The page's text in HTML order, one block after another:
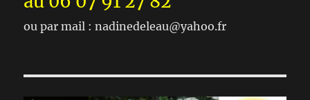
ou par mail : nadinedeleau@yahoo.fr